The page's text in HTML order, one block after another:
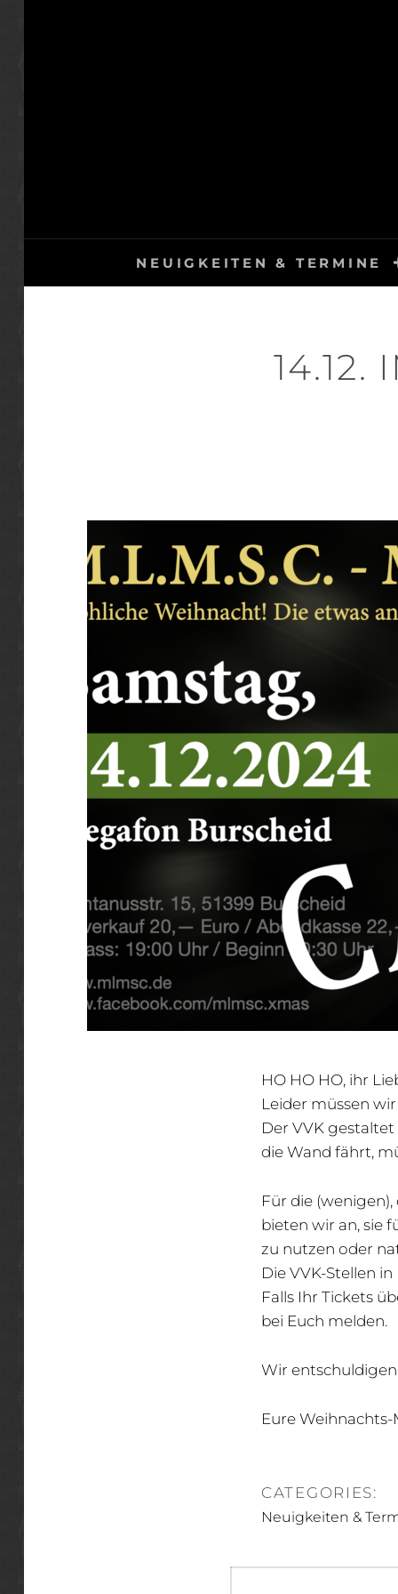
NEUIGKEITEN & TERMINE
14.12.
HO HO HO, ihr
Leider müssen
Der VVK
die Wand fährt,
Für die
bieten wir an, sie
zu nutzen oder
Die VVK-Stellen
Falls Ihr Tickets
bei Euch melden.
Wir
Eure
CATEGORIES:
Neuigkeiten &